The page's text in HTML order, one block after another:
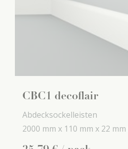
CBC1 decoflair
Abdecksockelleisten
2000 mm x 110 mm x 22 mm